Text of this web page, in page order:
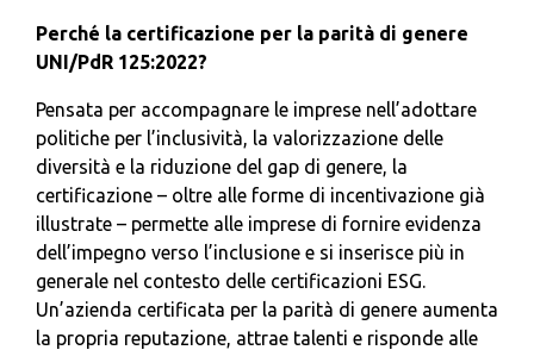
Perché la certificazione per la parità di genere
UNI/PdR 125:2022?
Pensata per accompagnare le imprese nell’adottare
politiche per l’inclusività, la valorizzazione delle
diversità e la riduzione del gap di genere, la
certificazione – oltre alle forme di incentivazione già
illustrate – permette alle imprese di fornire evidenza
dell’impegno verso l’inclusione e si inserisce più in
generale nel contesto delle certificazioni ESG.
Un’azienda certificata per la parità di genere aumenta
la propria reputazione, attrae talenti e risponde alle